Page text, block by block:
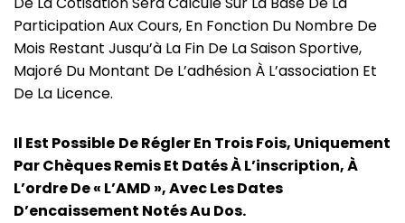
Participation Aux Cours, En Fonction Du Nombre De
Mois Restant Jusqu’à La Fin De La Saison Sportive,
Majoré Du Montant De L’adhésion À L’association Et
De La Licence.
Il Est Possible De Régler En Trois Fois, Uniquement
Par Chèques Remis Et Datés À L’inscription, À
L’ordre De « L’AMD », Avec Les Dates
D’encaissement Notés Au Dos.